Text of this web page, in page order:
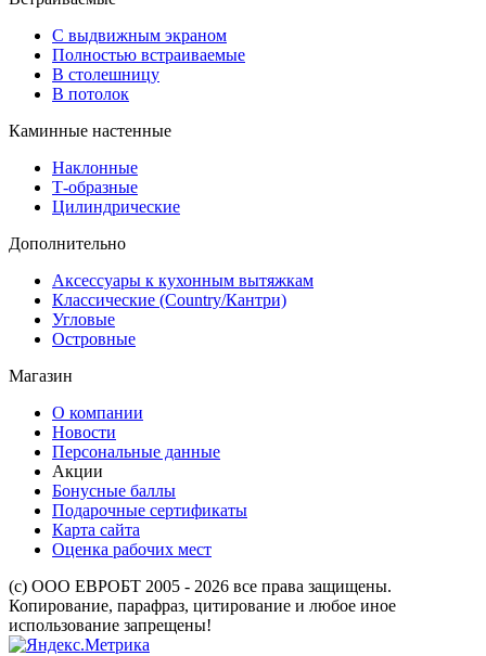
С выдвижным экраном
Полностью встраиваемые
В столешницу
В потолок
Каминные настенные
Наклонные
Т-образные
Цилиндрические
Дополнительно
Аксессуары к кухонным вытяжкам
Классические (Country/Кантри)
Угловые
Островные
Магазин
О компании
Новости
Персональные данные
Акции
Бонусные баллы
Подарочные сертификаты
Карта сайта
Оценка рабочих мест
(с) ООО ЕВРОБТ 2005 - 2026 все права защищены.
Копирование, парафраз, цитирование и любое иное
использование запрещены!